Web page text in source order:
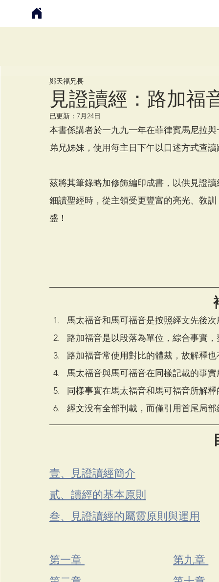
見證讀經：路加福
鄭天福兄長
已更新： 7月24日
本書係講者於一九九一年在菲律賓馬尼拉
弟兄姊妹，使用每主日下午以口述方式查
茲將其筆錄略加修飾編印成書，以供見證
鈿讀聖經時，從主領受更豐富的亮光、敎
盛！
馬太福音和馬可福音是按照經文先後
路加福音是以段落為單位，綜合事實
路加福音常使用對比的體裁，故解釋
馬太福音與馬可福音在同樣記載的事
同樣事實在馬太福音和馬可福音所解
經文没有全部刊載，而僅引用首尾局
壹、見證讀經簡介
貳、讀經的基本原則
叁、見證讀經的屬靈原則與運用
第一章
第九章